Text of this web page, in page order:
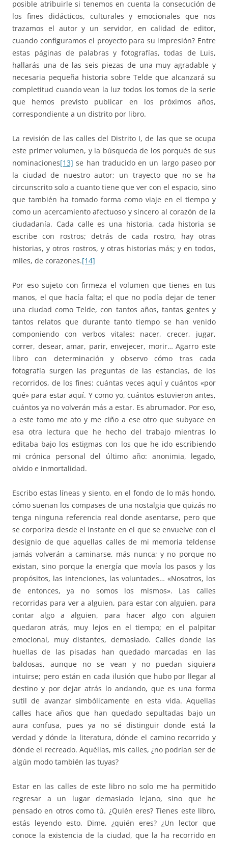
posible atribuirle si tenemos en cuenta la consecución de
los fines didácticos, culturales y emocionales que nos
trazamos el autor y un servidor, en calidad de editor,
cuando configuramos el proyecto para su impresión? Entre
estas páginas de palabras y fotografías, todas de Luis,
hallarás una de las seis piezas de una muy agradable y
necesaria pequeña historia sobre Telde que alcanzará su
completitud cuando vean la luz todos los tomos de la serie
que hemos previsto publicar en los próximos años,
correspondiente a un distrito por libro.
La revisión de las calles del Distrito I, de las que se ocupa
este primer volumen, y la búsqueda de los porqués de sus
nominaciones[13] se han traducido en un largo paseo por
la ciudad de nuestro autor; un trayecto que no se ha
circunscrito solo a cuanto tiene que ver con el espacio, sino
que también ha tomado forma como viaje en el tiempo y
como un acercamiento afectuoso y sincero al corazón de la
ciudadanía. Cada calle es una historia, cada historia se
escribe con rostros; detrás de cada rostro, hay otras
historias, y otros rostros, y otras historias más; y en todos,
miles, de corazones.[14]
Por eso sujeto con firmeza el volumen que tienes en tus
manos, el que hacía falta; el que no podía dejar de tener
una ciudad como Telde, con tantos años, tantas gentes y
tantos relatos que durante tanto tiempo se han venido
componiendo con verbos vitales: nacer, crecer, jugar,
correr, desear, amar, parir, envejecer, morir… Agarro este
libro con determinación y observo cómo tras cada
fotografía surgen las preguntas de las estancias, de los
recorridos, de los fines: cuántas veces aquí y cuántos «por
qué» para estar aquí. Y como yo, cuántos estuvieron antes,
cuántos ya no volverán más a estar. Es abrumador. Por eso,
a este tomo me ato y me ciño a ese otro que subyace en
esa otra lectura que he hecho del trabajo mientras lo
editaba bajo los estigmas con los que he ido escribiendo
mi crónica personal del último año: anonimia, legado,
olvido e inmortalidad.
Escribo estas líneas y siento, en el fondo de lo más hondo,
cómo suenan los compases de una nostalgia que quizás no
tenga ninguna referencia real donde asentarse, pero que
se corporiza desde el instante en el que se envuelve con el
designio de que aquellas calles de mi memoria teldense
jamás volverán a caminarse, más nunca; y no porque no
existan, sino porque la energía que movía los pasos y los
propósitos, las intenciones, las voluntades… «Nosotros, los
de entonces, ya no somos los mismos». Las calles
recorridas para ver a alguien, para estar con alguien, para
contar algo a alguien, para hacer algo con alguien
quedaron atrás, muy lejos en el tiempo; en el palpitar
emocional, muy distantes, demasiado. Calles donde las
huellas de las pisadas han quedado marcadas en las
baldosas, aunque no se vean y no puedan siquiera
intuirse; pero están en cada ilusión que hubo por llegar al
destino y por dejar atrás lo andando, que es una forma
sutil de avanzar simbólicamente en esta vida. Aquellas
calles hace años que han quedado sepultadas bajo un
aura confusa, pues ya no sé distinguir donde está la
verdad y dónde la literatura, dónde el camino recorrido y
dónde el recreado. Aquéllas, mis calles, ¿no podrían ser de
algún modo también las tuyas?
Estar en las calles de este libro no solo me ha permitido
regresar a un lugar demasiado lejano, sino que he
pensado en otros como tú. ¿Quién eres? Tienes este libro,
estás leyendo esto. Dime, ¿quién eres? ¿Un lector que
conoce la existencia de la ciudad, que la ha recorrido en